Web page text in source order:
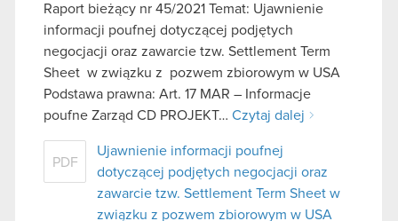
Raport bieżący nr 45/2021 Temat: Ujawnienie
informacji poufnej dotyczącej podjętych
negocjacji oraz zawarcie tzw. Settlement Term
Sheet w związku z pozwem zbiorowym w USA
Podstawa prawna: Art. 17 MAR – Informacje
poufne Zarząd CD PROJEKT… Czytaj dalej
PDF
Ujawnienie informacji poufnej
dotyczącej podjętych negocjacji oraz
zawarcie tzw. Settlement Term Sheet w
związku z pozwem zbiorowym w USA